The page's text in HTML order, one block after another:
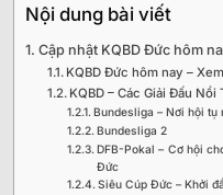
Nội dung bài viết
Cập nhật KQBD Đức hôm
KQBD Đức hôm nay –
KQBD – Các Giải Đấu
Bundesliga – Nơi hội tụ
Bundesliga 2
DFB-Pokal – Cơ hội
Đức
Siêu Cúp Đức – Khởi